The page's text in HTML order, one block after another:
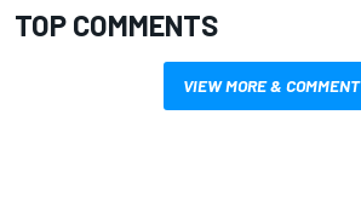
TOP COMMENTS
VIEW MORE & COMMENT